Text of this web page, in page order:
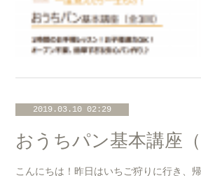
2019.03.10 02:29
こんにちは！昨日はいちご狩りに行き、